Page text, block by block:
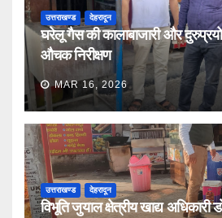
उत्तराखण्ड देहरादून
घरेलू गैस की कालाबाजारी और
औचक निरीक्षण
MAR 16, 2026
उत्तराखण्ड देहरादून
विभूति जुयाल क्षेत्रीय खाद्य अधिकारी